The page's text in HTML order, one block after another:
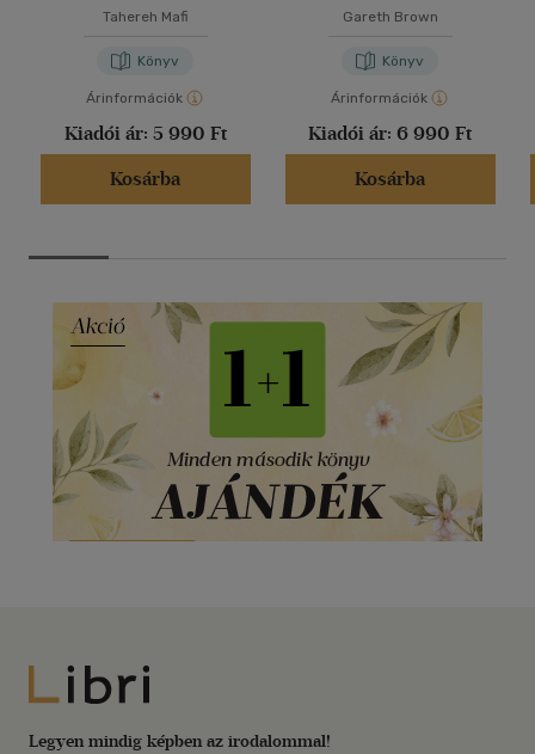
Tahereh Mafi
Könyv
Árinformációk
Kiadói ár: 5 990 Ft
Kosárba
Gareth Brown
Könyv
Árinformációk
Kiadói ár: 6 990 Ft
Kosárba
Libri
Legyen mindig képben az irodalommal!